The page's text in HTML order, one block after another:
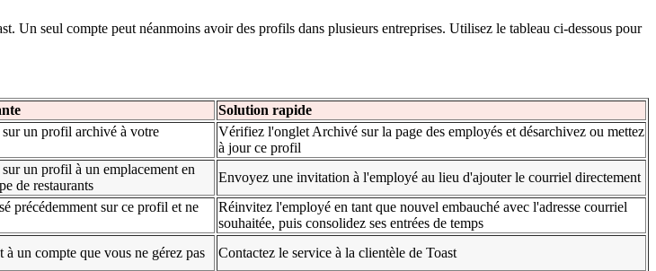
Un seul compte peut néanmoins avoir des profils dans plusieurs entreprises. Utilisez le tableau ci-dessous pour
Solution rapide
un profil archivé à votre
Vérifiez l'onglet Archivé sur la page des employés et désarchivez ou mettez
à jour ce profil
un profil à un emplacement en
de restaurants
Envoyez une invitation à l'employé au lieu d'ajouter le courriel directement
précédemment sur ce profil et ne
Réinvitez l'employé en tant que nouvel embauché avec l'adresse courriel
souhaitée, puis consolidez ses entrées de temps
un compte que vous ne gérez pas Contactez le service à la clientèle de Toast